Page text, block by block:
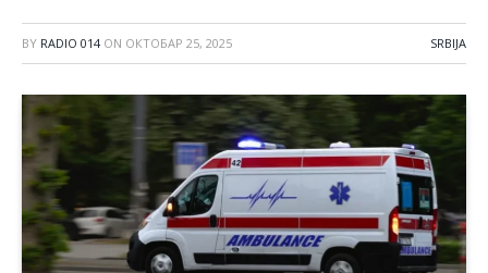
BY RADIO 014 ON ОКТОБАР 25, 2025 SRBIJA